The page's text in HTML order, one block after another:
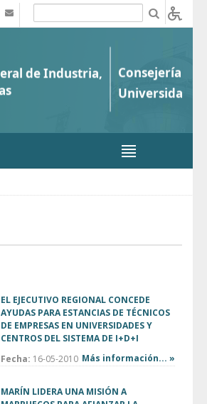
EL EJECUTIVO REGIONAL CONCEDE
AYUDAS PARA ESTANCIAS DE TÉCNICOS
DE EMPRESAS EN UNIVERSIDADES Y
CENTROS DEL SISTEMA DE I+D+I
Fecha: 16-05-2010 Más información... »
MARÍN LIDERA UNA MISIÓN A